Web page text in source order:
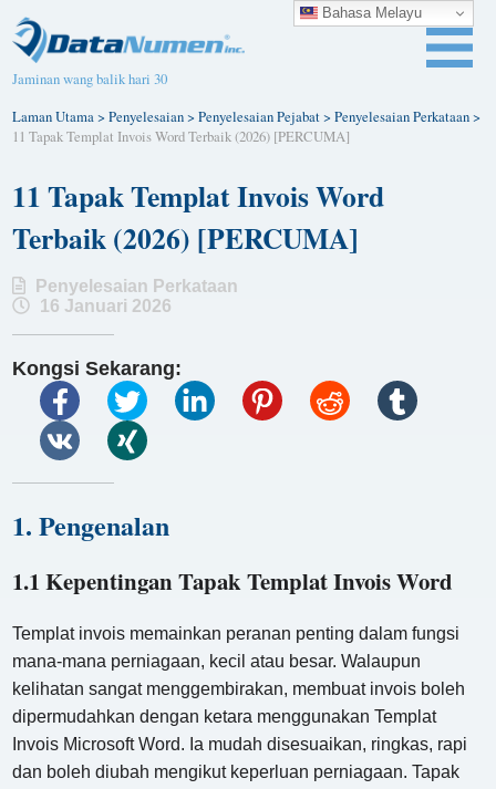
Jaminan wang balik hari 30
Laman Utama>Penyelesaian>Penyelesaian Pejabat>Penyelesaian Perkataan>
11 Tapak Templat Invois Word Terbaik (2026) [PERCUMA]
11 Tapak Templat Invois Word
Terbaik (2026) [PERCUMA]
Penyelesaian Perkataan
16 Januari 2026
Kongsi Sekarang:
1. Pengenalan
1.1 Kepentingan Tapak Templat Invois Word
Templat invois memainkan peranan penting dalam fungsi
mana-mana perniagaan, kecil atau besar. Walaupun
kelihatan sangat menggembirakan, membuat invois boleh
dipermudahkan dengan ketara menggunakan Templat
Invois Microsoft Word. Ia mudah disesuaikan, ringkas, rapi
dan boleh diubah mengikut keperluan perniagaan. Tapak
Bahasa Melayu